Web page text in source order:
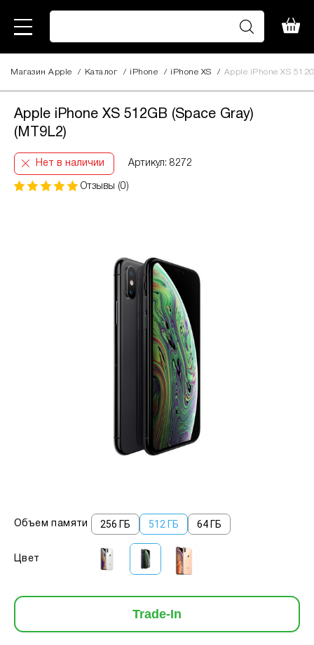
Магазин Apple / Каталог / iPhone / iPhone XS / Apple iPhone XS
Apple iPhone XS 512GB (Space Gray)
(MT9L2)
Нет в наличии Артикул: 8272
Отзывы (0)
Объем памяти 256 ГБ 512 ГБ 64 ГБ
Цвет
Trade-In